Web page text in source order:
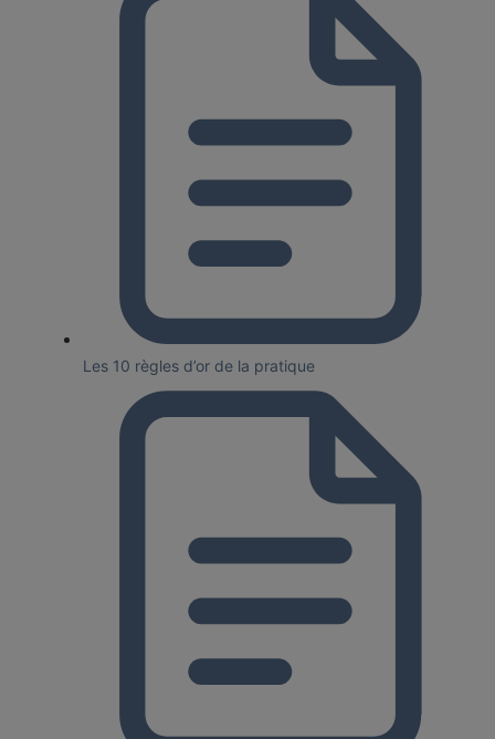
Les 10 règles d’or de la pratique